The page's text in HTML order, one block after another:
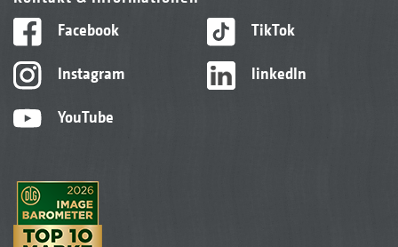
Facebook
Instagram
YouTube
TikTok
linkedIn